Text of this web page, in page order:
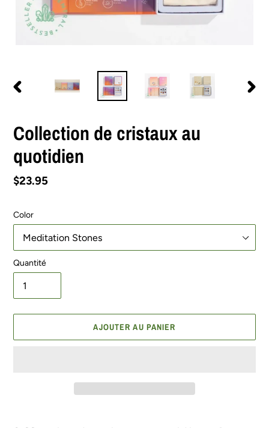
Collection de cristaux au
quotidien
Prix
$23.95
Color
Quantité
AJOUTER AU PANIER